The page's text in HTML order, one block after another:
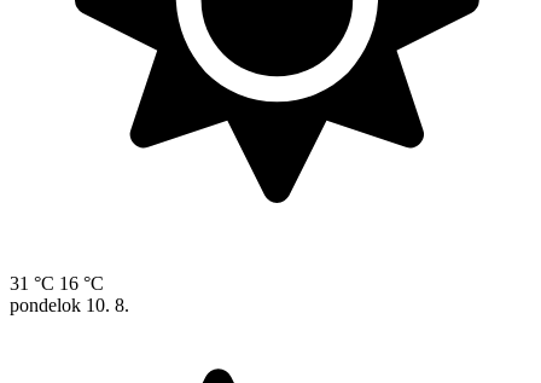
31 °C 16 °C
pondelok 10. 8.